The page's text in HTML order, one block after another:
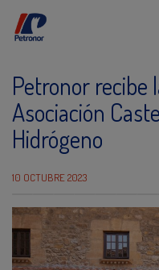
Petronor recibe
Asociación
Hidrógeno
10 OCTUBRE 2023